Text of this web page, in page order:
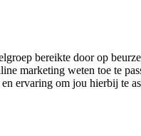
bereikte door op
marketing weten toe te
ervaring om jou hierbij te